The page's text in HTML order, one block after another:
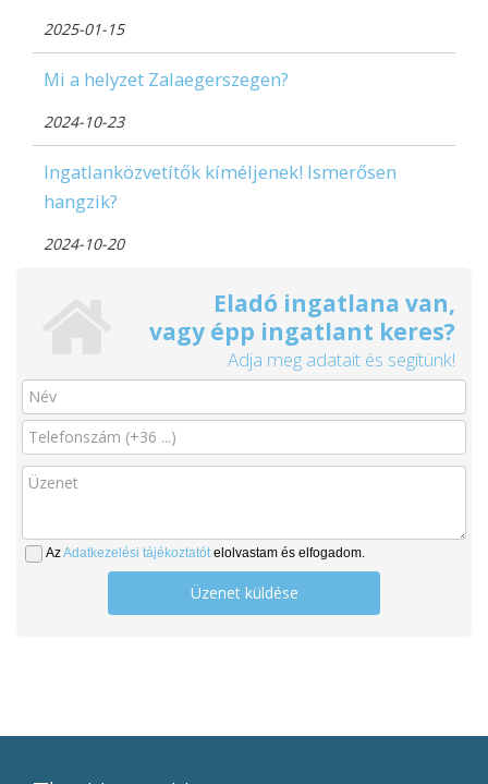
2025-01-15
Mi a helyzet Zalaegerszegen?
2024-10-23
Ingatlanközvetítők kíméljenek! Ismerősen
hangzik?
2024-10-20
Eladó ingatlana van,
vagy épp ingatlant keres?
Adja meg adatait és segítünk!
AzAdatkezelési tájékoztatótelolvastam és elfogadom.
Üzenet küldése